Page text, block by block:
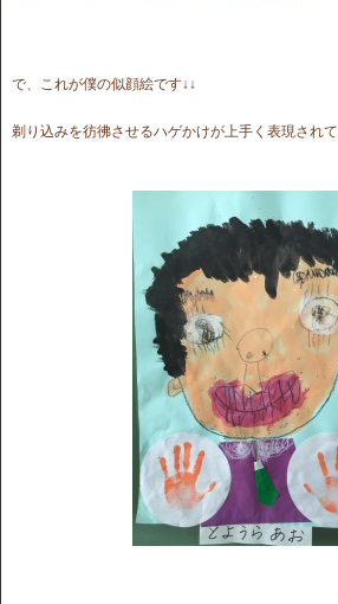
で、これが僕の似顔絵です↓↓
剃り込みを彷彿させるハゲかけが上手く表現されて